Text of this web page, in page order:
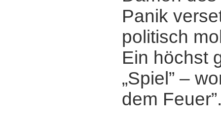
Panik
politisch
Ein höchst
„Spiel” ‒
dem